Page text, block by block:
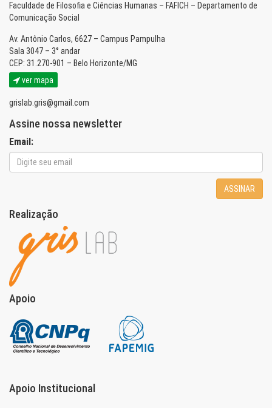
Faculdade de Filosofia e Ciências Humanas – FAFICH – Departamento de
Comunicação Social
Av. Antônio Carlos, 6627 – Campus Pampulha
Sala 3047 – 3° andar
CEP: 31.270-901 – Belo Horizonte/MG
ver mapa
grislab.gris@gmail.com
Assine nossa newsletter
Email:
ASSINAR
Realização
Apoio
Apoio Institucional